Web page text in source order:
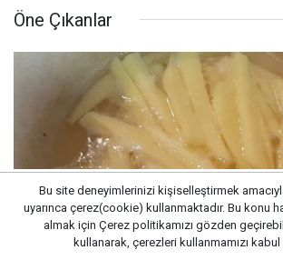
Öne Çıkanlar
Bu site deneyimlerinizi kişiselleştirmek
uyarınca çerez(cookie) kullanmaktadır. Bu konu
almak için Çerez politikamızı gözden
kullanarak, çerezleri kullanmamızı